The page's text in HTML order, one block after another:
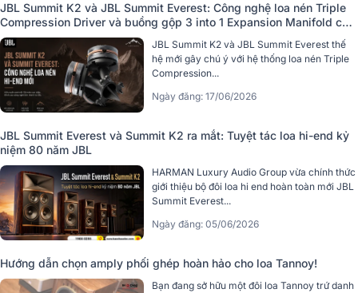
JBL Summit K2 và JBL Summit Everest: Công nghệ loa nén Triple
Compression Driver và buồng gộp 3 into 1 Expansion Manifold có
gì đặc biệt?
JBL Summit K2 và JBL Summit Everest thế
hệ mới gây chú ý với hệ thống loa nén Triple
Compression...
Ngày đăng: 17/06/2026
JBL Summit Everest và Summit K2 ra mắt: Tuyệt tác loa hi-end kỷ
niệm 80 năm JBL
HARMAN Luxury Audio Group vừa chính thức
giới thiệu bộ đôi loa hi end hoàn toàn mới JBL
Summit Everest...
Ngày đăng: 05/06/2026
Hướng dẫn chọn amply phối ghép hoàn hảo cho loa Tannoy!
Bạn đang sở hữu một đôi loa Tannoy trứ danh